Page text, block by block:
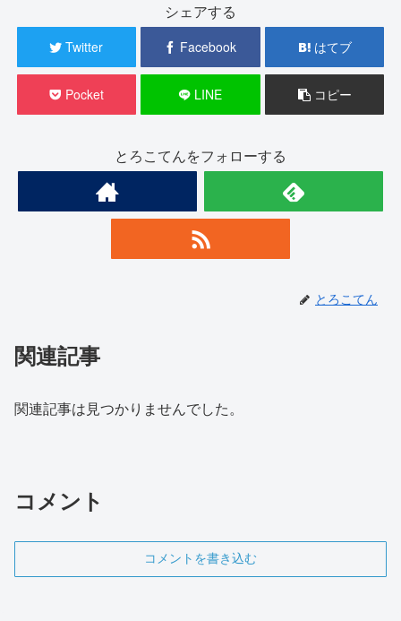
シェアする
Twitter Facebook はてブ
Pocket LINE コピー
とろこてんをフォローする
とろこてん
関連記事
関連記事は見つかりませんでした。
コメント
コメントを書き込む